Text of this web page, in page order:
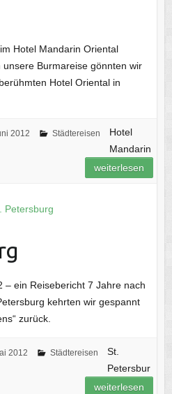
Hotel Mandarin Oriental
Burmareise gönnten wir
Hotel Oriental in
2012 Städtereisen
Hotel
Mandarin
weiterlesen
– ein Reisebericht 7 Jahre nach
kehrten wir gespannt
zurück.
2012 Städtereisen
St.
Petersbur
weiterlesen